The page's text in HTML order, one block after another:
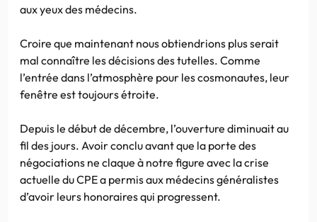
aux yeux des médecins.
Croire que maintenant nous obtiendrions plus serait
mal connaître les décisions des tutelles. Comme
l’entrée dans l’atmosphère pour les cosmonautes, leur
fenêtre est toujours étroite.
Depuis le début de décembre, l’ouverture diminuait au
fil des jours. Avoir conclu avant que la porte des
négociations ne claque à notre figure avec la crise
actuelle du CPE a permis aux médecins généralistes
d’avoir leurs honoraires qui progressent.